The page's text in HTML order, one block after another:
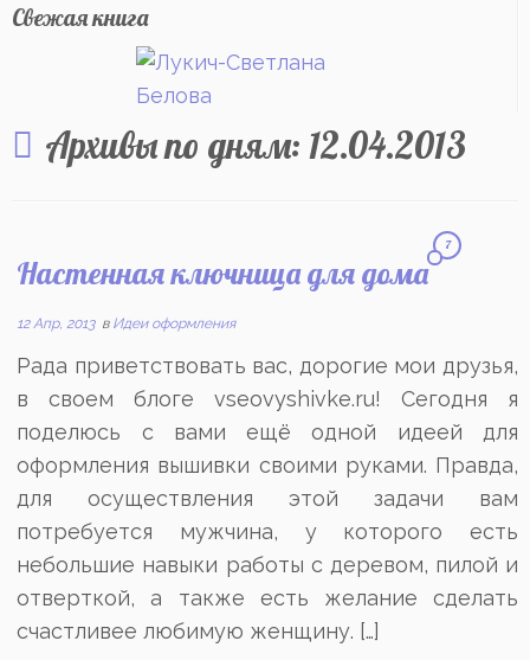
Свежая книга
Архивы по дням: 12.04.2013
Настенная ключница для дома
7
12 Апр, 2013в Идеи оформления
Рада приветствовать вас, дорогие мои друзья,
в своем блоге vseovyshivke.ru! Сегодня я
поделюсь с вами ещё одной идеей для
оформления вышивки своими руками. Правда,
для осуществления этой задачи вам
потребуется мужчина, у которого есть
небольшие навыки работы с деревом, пилой и
отверткой, а также есть желание сделать
счастливее любимую женщину. […]